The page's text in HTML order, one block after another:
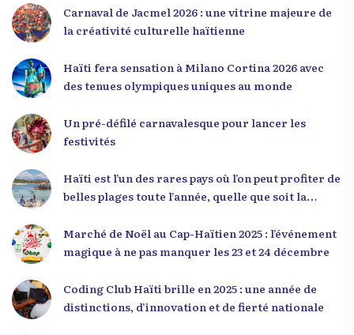
croire en leur potentiel et à rejeter toute forme
de fatalisme. Il a particulièrement insisté sur
pouvons pas résoudre un problème avec la
mentalité qui l’a créé. » Il a encouragé la jeunesse
sur la discipline, l’excellence et la responsabilité.
Le révérend a également rappelé que la jeunesse
du pays, et qu’un engagement structuré de
seulement 4 % d’entre eux pourrait modifier
seconde intervention, « Jenès la ak responsablite l
», a souligné le lien indissociable entre potentiel et
responsabilité. Le Dr Volcy a invité les jeunes à
devenir des acteurs de transformation dans leurs
communautés, à investir dans leur formation et à
développer un leadership intègre. Appel à un
Carnaval de Jacmel 2026 : une vitrine majeure de
la créativité culturelle haïtienne
Haïti fera sensation à Milano Cortina 2026 avec
des tenues olympiques uniques au monde
Un pré-défilé carnavalesque pour lancer les
festivités
Haïti est l’un des rares pays où l’on peut profiter de
belles plages toute l’année, quelle que soit la
Marché de Noël au Cap-Haïtien 2025 : l’événement
magique à ne pas manquer les 23 et 24 décembre
Coding Club Haïti brille en 2025 : une année de
distinctions, d’innovation et de fierté nationale